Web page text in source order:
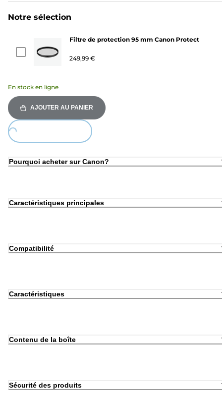
Notre sélection
Filtre de protection 95 mm Canon Protect
249,99 €
En stock en ligne
AJOUTER AU PANIER
Loading...
Pourquoi acheter sur Canon?
Caractéristiques principales
Compatibilité
Caractéristiques
Contenu de la boîte
Sécurité des produits